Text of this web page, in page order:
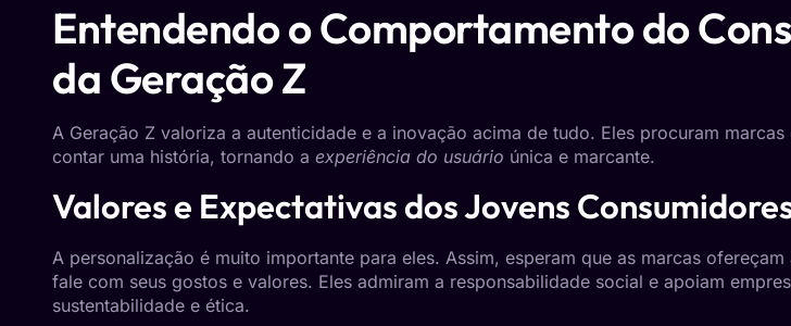
Entendendo o Comportamento do
da Geração Z
A Geração Z valoriza a autenticidade e a inovação acima de tudo. Eles procuram marcas
contar uma história, tornando a experiência do usuário única e marcante.
Valores e Expectativas dos Jovens
A personalização é muito importante para eles. Assim, esperam que as marcas
fale com seus gostos e valores. Eles admiram a responsabilidade social e apoiam
sustentabilidade e ética.